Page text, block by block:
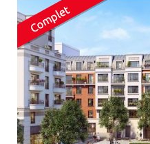
m²
Type de location
Votre date d'entrée